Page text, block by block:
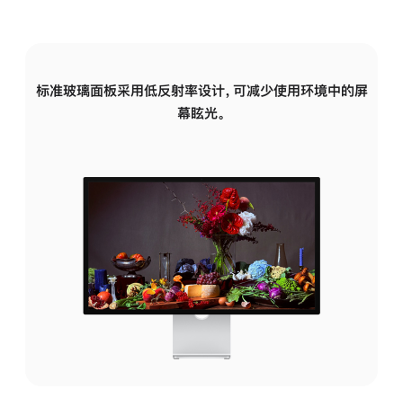
标准玻璃面板采用低反射率设计，可减少使用环境中的屏
幕眩光。